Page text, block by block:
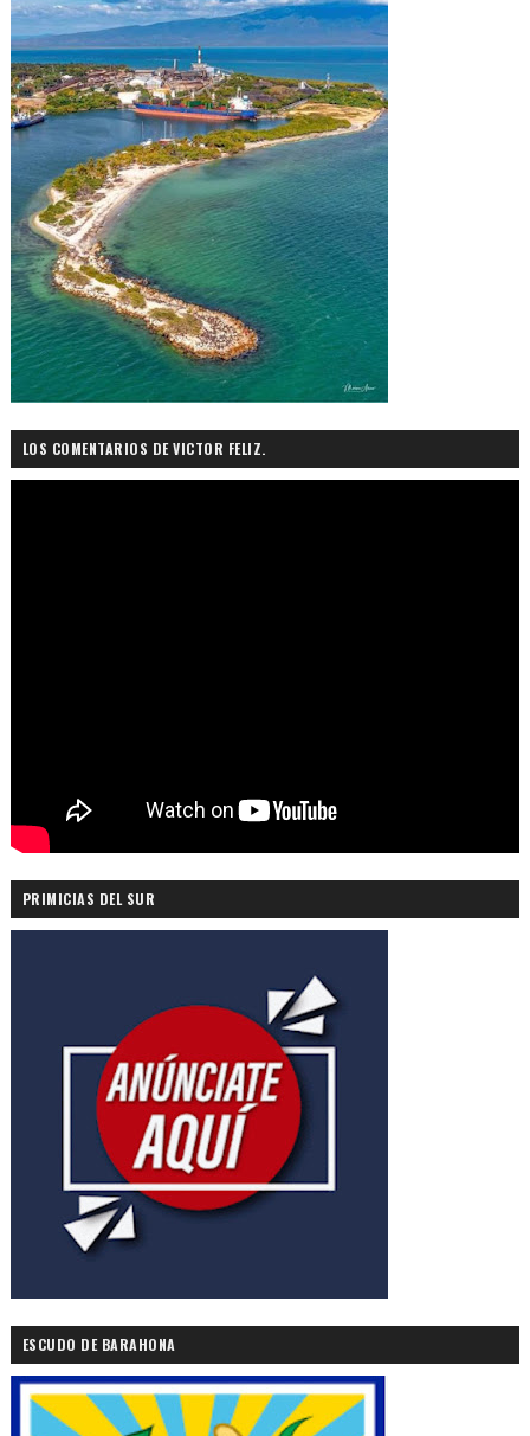
LOS COMENTARIOS DE VICTOR FELIZ.
PRIMICIAS DEL SUR
ESCUDO DE BARAHONA